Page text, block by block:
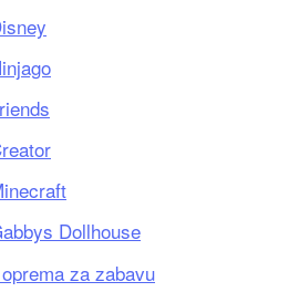
Dollhouse
za zabavu